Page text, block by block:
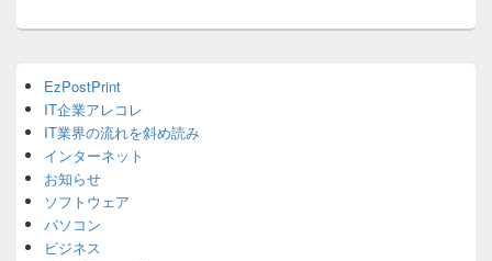
Sidebar
Widget
Area
EzPostPrint
IT企業アレコレ
IT業界の流れを斜め読み
インターネット
お知らせ
ソフトウェア
パソコン
ビジネス